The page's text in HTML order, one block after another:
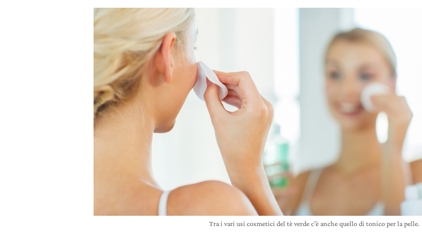
Tra i vari usi cosmetici del tè verde c’è anche quello di tonico per la pelle.